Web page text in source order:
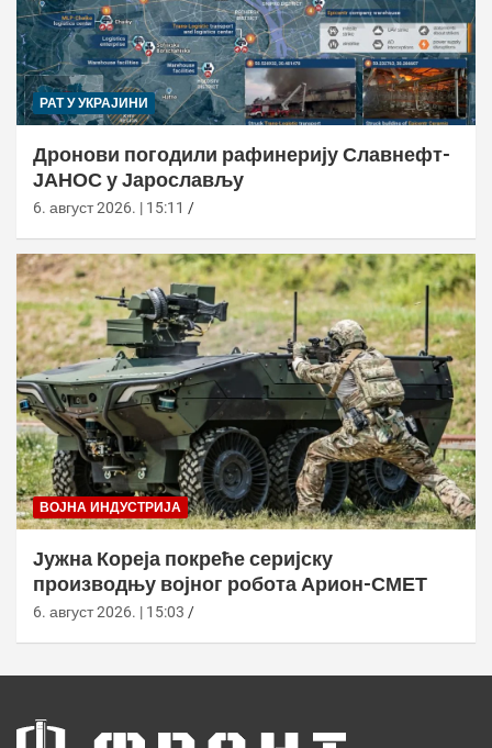
РАТ У УКРАЈИНИ
Дронови погодили рафинерију Славнефт-
ЈАНОС у Јарослављу
6. август 2026. | 15:11
ВОЈНА ИНДУСТРИЈА
Јужна Кореја покреће серијску
производњу војног робота Арион-СМЕТ
6. август 2026. | 15:03